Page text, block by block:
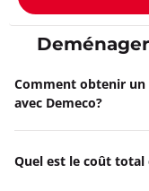
Comment obtenir
avec Demeco?
Quel est le coût total